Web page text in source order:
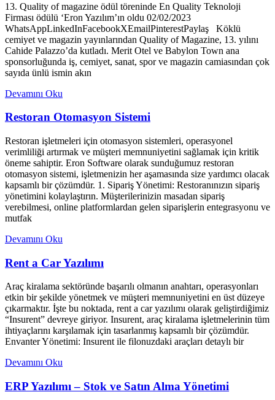
13. Quality of magazine ödül töreninde En Quality Teknoloji
Firması ödülü ‘Eron Yazılım’ın oldu 02/02/2023
WhatsAppLinkedInFacebookXEmailPinterestPaylaş Köklü
cemiyet ve magazin yayınlarından Quality of Magazine, 13. yılını
Cahide Palazzo’da kutladı. Merit Otel ve Babylon Town ana
sponsorluğunda iş, cemiyet, sanat, spor ve magazin camiasından çok
sayıda ünlü ismin akın
Devamını Oku
Restoran Otomasyon Sistemi
Restoran işletmeleri için otomasyon sistemleri, operasyonel
verimliliği artırmak ve müşteri memnuniyetini sağlamak için kritik
öneme sahiptir. Eron Software olarak sunduğumuz restoran
otomasyon sistemi, işletmenizin her aşamasında size yardımcı olacak
kapsamlı bir çözümdür. 1. Sipariş Yönetimi: Restoranınızın sipariş
yönetimini kolaylaştırın. Müşterilerinizin masadan sipariş
verebilmesi, online platformlardan gelen siparişlerin entegrasyonu ve
mutfak
Devamını Oku
Rent a Car Yazılımı
Araç kiralama sektöründe başarılı olmanın anahtarı, operasyonları
etkin bir şekilde yönetmek ve müşteri memnuniyetini en üst düzeye
çıkarmaktır. İşte bu noktada, rent a car yazılımı olarak geliştirdiğimiz
“Insurent” devreye giriyor. Insurent, araç kiralama işletmelerinin tüm
ihtiyaçlarını karşılamak için tasarlanmış kapsamlı bir çözümdür.
Envanter Yönetimi: Insurent ile filonuzdaki araçları detaylı bir
Devamını Oku
ERP Yazılımı – Stok ve Satın Alma Yönetimi